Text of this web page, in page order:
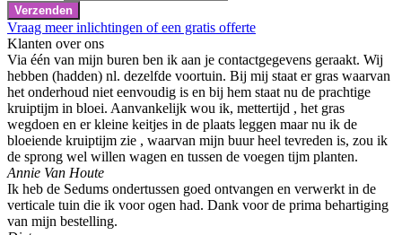
Verzenden
Vraag meer inlichtingen of een gratis offerte
Klanten over ons
Via één van mijn buren ben ik aan je contactgegevens geraakt. Wij
hebben (hadden) nl. dezelfde voortuin. Bij mij staat er gras waarvan
het onderhoud niet eenvoudig is en bij hem staat nu de prachtige
kruiptijm in bloei. Aanvankelijk wou ik, mettertijd , het gras
wegdoen en er kleine keitjes in de plaats leggen maar nu ik de
bloeiende kruiptijm zie , waarvan mijn buur heel tevreden is, zou ik
de sprong wel willen wagen en tussen de voegen tijm planten.
Annie Van Houte
Ik heb de Sedums ondertussen goed ontvangen en verwerkt in de
verticale tuin die ik voor ogen had. Dank voor de prima behartiging
van mijn bestelling.